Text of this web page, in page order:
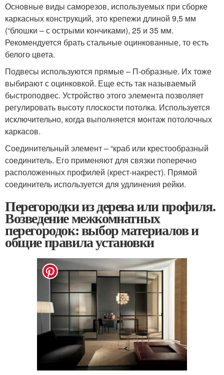
Основные виды саморезов, используемых при сборке
каркасных конструкций, это крепежи длиной 9,5 мм
(“блошки – с острыми кончиками), 25 и 35 мм.
Рекомендуется брать стальные оцинкованные, то есть
белого цвета.
Подвесы используются прямые – П-образные. Их тоже
выбирают с оцинковкой. Еще есть так называемый
быстроподвес. Устройство этого элемента позволяет
регулировать высоту плоскости потолка. Используется
исключительно, когда выполняется монтаж потолочных
каркасов.
Соединительный элемент – “краб или крестообразный
соединитель. Его применяют для связки поперечно
расположенных профилей (крест-накрест). Прямой
соединитель используется для удлинения рейки.
Перегородки из дерева или профиля.
Возведение межкомнатных
перегородок: выбор материалов и
общие правила установки